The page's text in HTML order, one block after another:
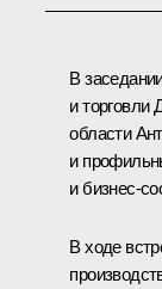
В
и торговли
области
и
и бизнес-
В ходе